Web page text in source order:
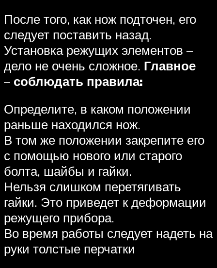
После того, как нож подточен, его
следует поставить назад.
Установка режущих элементов –
дело не очень сложное. Главное
– соблюдать правила:
Определите, в каком положении
раньше находился нож.
В том же положении закрепите его
с помощью нового или старого
болта, шайбы и гайки.
Нельзя слишком перетягивать
гайки. Это приведет к деформации
режущего прибора.
Во время работы следует надеть на
руки толстые перчатки